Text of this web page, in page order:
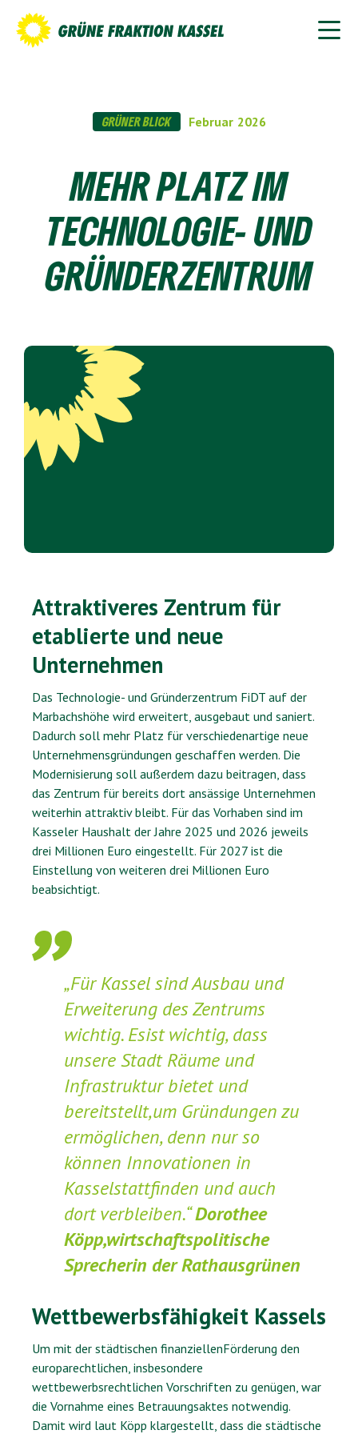
GRÜNER BLICK Februar 2026
MEHR PLATZ IM
TECHNOLOGIE- UND
GRÜNDERZENTRUM
Attraktiveres Zentrum für
etablierte und neue
Unternehmen
Das Technologie- und Gründerzentrum FiDT auf der
Marbachshöhe wird erweitert, ausgebaut und saniert.
Dadurch soll mehr Platz für verschiedenartige neue
Unternehmensgründungen geschaffen werden. Die
Modernisierung soll außerdem dazu beitragen, dass
das Zentrum für bereits dort ansässige Unternehmen
weiterhin attraktiv bleibt. Für das Vorhaben sind im
Kasseler Haushalt der Jahre 2025 und 2026 jeweils
drei Millionen Euro eingestellt. Für 2027 ist die
Einstellung von weiteren drei Millionen Euro
beabsichtigt.
„Für Kassel sind Ausbau und
Erweiterung des Zentrums
wichtig. Esist wichtig, dass
unsere Stadt Räume und
Infrastruktur bietet und
bereitstellt,um Gründungen zu
ermöglichen, denn nur so
können Innovationen in
Kasselstattfinden und auch
dort verbleiben.“Dorothee
Köpp,wirtschaftspolitische
Sprecherin der Rathausgrünen
Wettbewerbsfähigkeit Kassels
Um mit der städtischen finanziellenFörderung den
europarechtlichen, insbesondere
wettbewerbsrechtlichen Vorschriften zu genügen, war
die Vornahme eines Betrauungsaktes notwendig.
Damit wird laut Köpp klargestellt, dass die städtische